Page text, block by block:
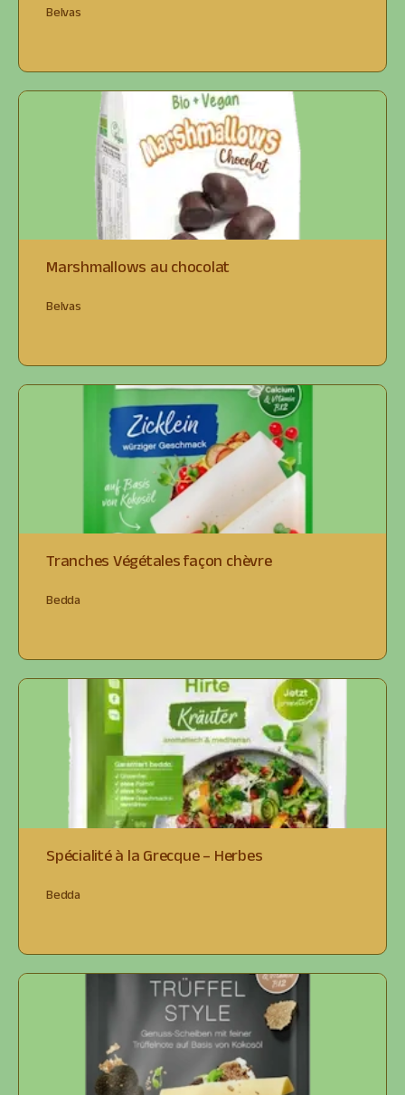
Belvas
Marshmallows au chocolat
Belvas
Tranches Végétales façon chèvre
Bedda
Spécialité à la Grecque – Herbes
Bedda